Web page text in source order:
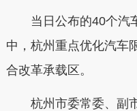
当日公布的40个汽
中，杭州重点优化汽车
合改革承载区。
杭州市委常委、副市